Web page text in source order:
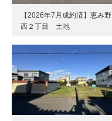
【2026年7月成約済】恵み野
西２丁目 土地